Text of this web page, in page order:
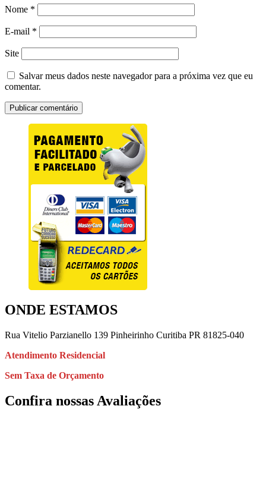
Nome *
E-mail *
Site
Salvar meus dados neste navegador para a próxima vez que eu
comentar.
ONDE ESTAMOS
Rua Vitelio Parzianello 139 Pinheirinho Curitiba PR 81825-040
Atendimento Residencial
Sem Taxa de Orçamento
Confira nossas Avaliações